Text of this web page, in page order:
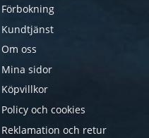
Förbokning
Kundtjänst
Om oss
Mina sidor
Köpvillkor
Policy och cookies
Reklamation och retur